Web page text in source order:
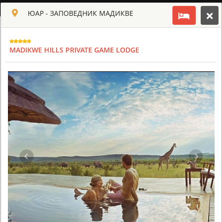
РУССКИЙ
ЮАР
AHA LESEDI AFRICAN LODGE & CULTURAL VILLAGE
ЮАР - ЗАПОВЕДНИК МАДИКВЕ
MADIKWE HILLS PRIVATE GAME LODGE